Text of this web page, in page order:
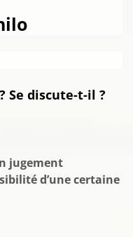
Se discute-t-il ?
jugement
d’une certaine